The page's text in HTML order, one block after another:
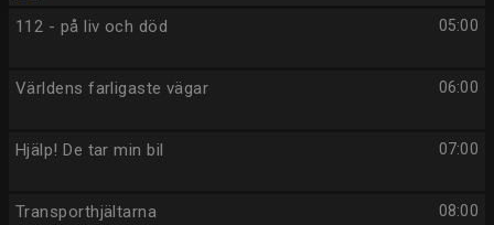
05:00
112 - på liv och död
06:00
Världens farligaste vägar
07:00
Hjälp! De tar min bil
08:00
Transporthjältarna